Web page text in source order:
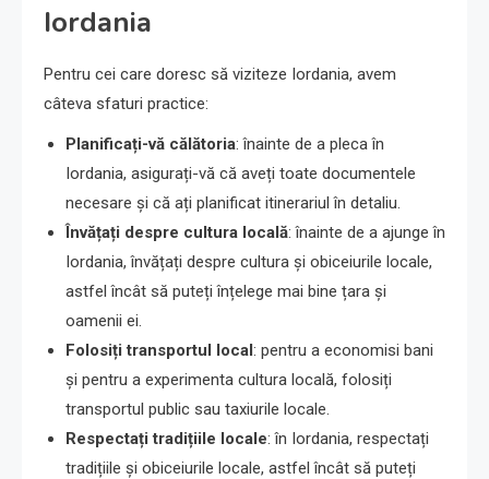
Iordania
Pentru cei care doresc să viziteze Iordania, avem
câteva sfaturi practice:
Planificați-vă călătoria: înainte de a pleca în
Iordania, asigurați-vă că aveți toate documentele
necesare și că ați planificat itinerariul în detaliu.
Învățați despre cultura locală: înainte de a ajunge în
Iordania, învățați despre cultura și obiceiurile locale,
astfel încât să puteți înțelege mai bine țara și
oamenii ei.
Folosiți transportul local: pentru a economisi bani
și pentru a experimenta cultura locală, folosiți
transportul public sau taxiurile locale.
Respectați tradițiile locale: în Iordania, respectați
tradițiile și obiceiurile locale, astfel încât să puteți